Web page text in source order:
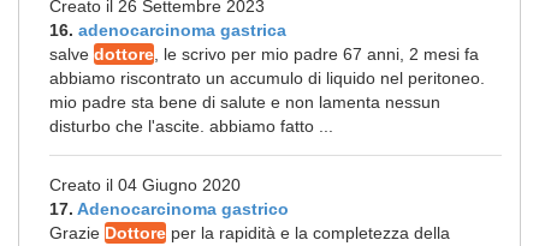
Creato il 26 Settembre 2023
16. adenocarcinoma gastrica
salve dottore , le scrivo per mio padre 67 anni, 2 mesi fa
abbiamo riscontrato un accumulo di liquido nel peritoneo.
mio padre sta bene di salute e non lamenta nessun
disturbo che l'ascite. abbiamo fatto ...
Creato il 04 Giugno 2020
17. Adenocarcinoma gastrico
Grazie Dottore per la rapidità e la completezza della